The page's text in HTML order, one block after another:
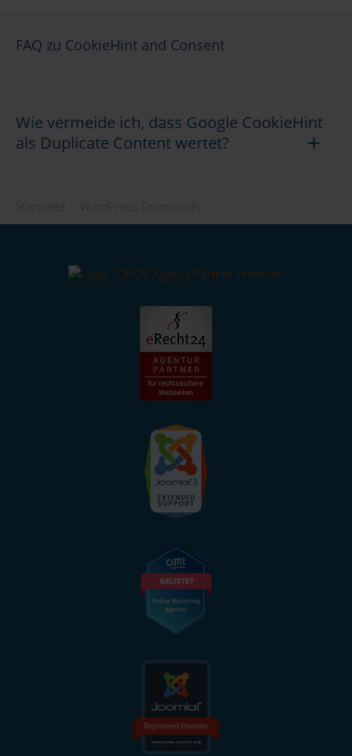
FAQ zu CookieHint and Consent
Wie vermeide ich, dass Google CookieHint
als Duplicate Content wertet?
Startseite WordPress Downloads